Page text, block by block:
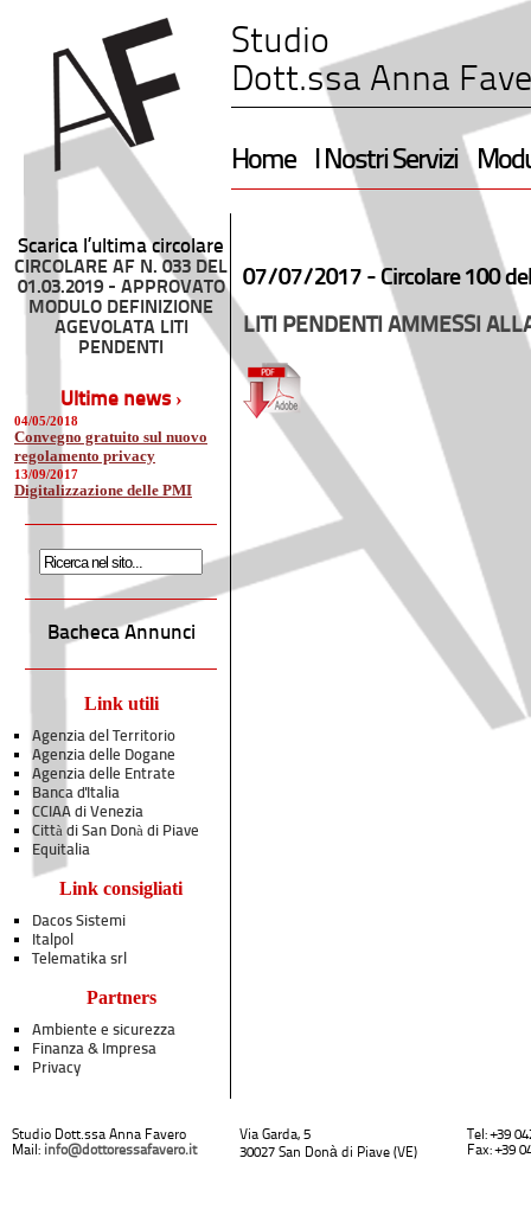
Studio
Dott.ssa Anna
Home I Nostri Servizi
Scarica l’ultima circolare
CIRCOLARE AF N. 033 DEL
01.03.2019 - APPROVATO
MODULO DEFINIZIONE
AGEVOLATA LITI
PENDENTI
Ultime news ›
04/05/2018
Convegno gratuito sul nuovo
regolamento privacy
13/09/2017
Digitalizzazione delle PMI
Bacheca Annunci
Link utili
Agenzia del Territorio
Agenzia delle Dogane
Agenzia delle Entrate
Banca d'Italia
CCIAA di Venezia
Città di San Donà di Piave
Equitalia
Link consigliati
Dacos Sistemi
Italpol
Telematika srl
Partners
Ambiente e sicurezza
Finanza & Impresa
Privacy
07/07/2017 - Circolare 100
LITI PENDENTI AMMESSI
Studio Dott.ssa Anna Favero
Mail: info@dottoressafavero.it
Via Garda, 5
30027 San Donà di Piave (VE)
Tel: +39
Fax: +39